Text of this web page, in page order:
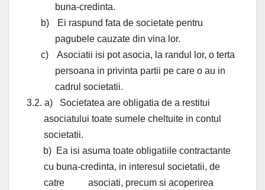
buna-credinta.
b)
Ei raspund fata de societate pentru
pagubele cauzate din vina lor.
c)
Asociatii isi pot asocia, la randul lor, o terta
persoana in privinta partii pe care o au in
cadrul societatii.
3.2. a)
Societatea are obligatia de a restitui
asociatului toate sumele cheltuite in contul
societatii.
b) Ea isi asuma toate obligatiile contractante
cu buna-credinta, in interesul societatii, de
catre
asociati, precum si acoperirea